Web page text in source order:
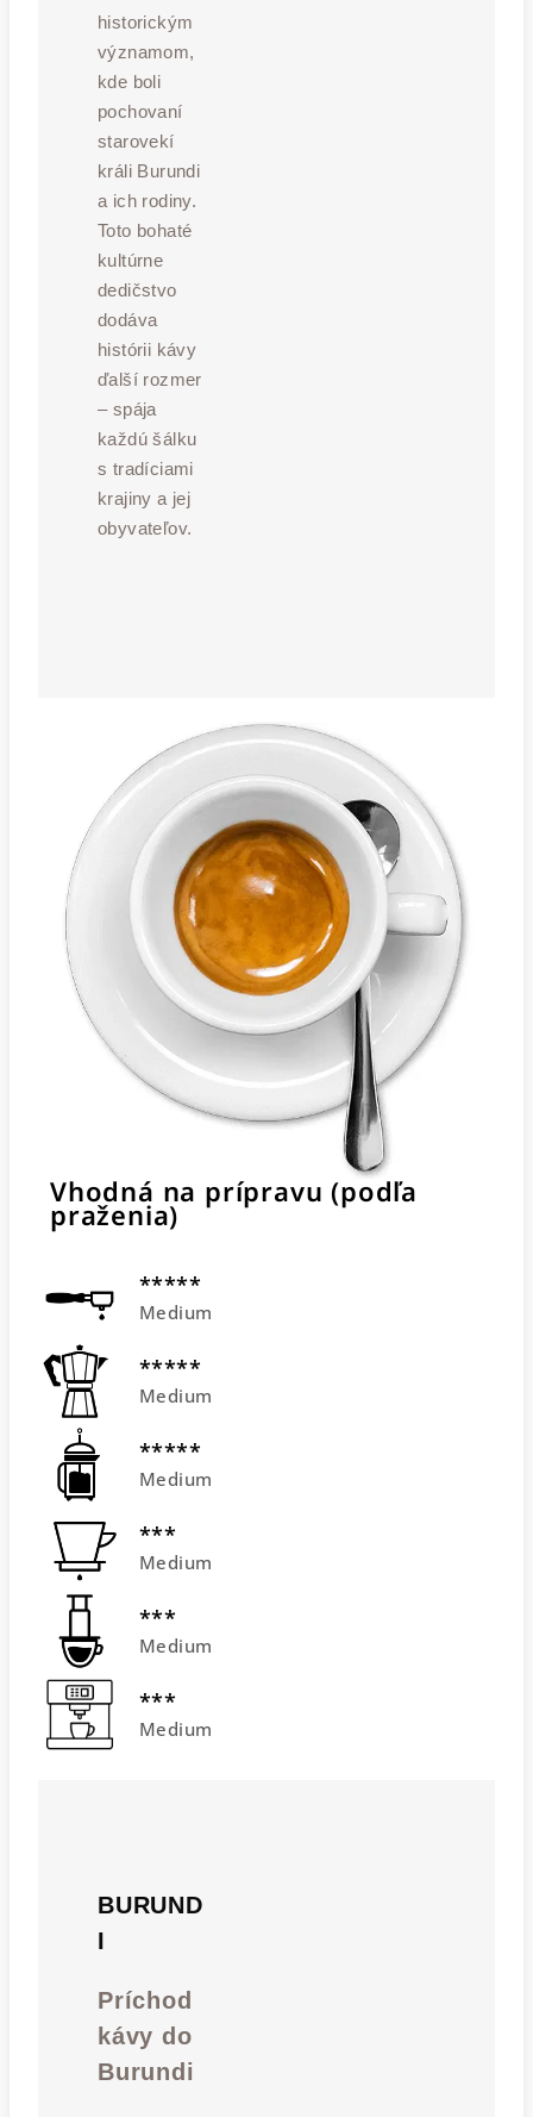
historickým
významom,
kde boli
pochovaní
starovekí
králi Burundi
a ich rodiny.
Toto bohaté
kultúrne
dedičstvo
dodáva
histórii kávy
ďalší rozmer
– spája
každú šálku
s tradíciami
krajiny a jej
obyvateľov.
Vhodná na prípravu (podľa
praženia)
*****
Medium
*****
Medium
*****
Medium
***
Medium
***
Medium
***
Medium
BURUND
I
Príchod
kávy do
Burundi